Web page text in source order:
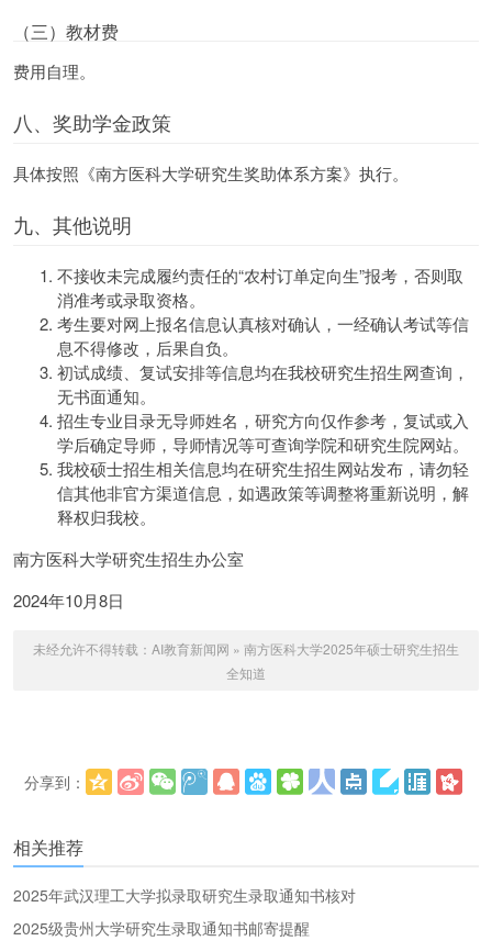
（三）教材费
费用自理。
八、奖助学金政策
具体按照《南方医科大学研究生奖助体系方案》执行。
九、其他说明
不接收未完成履约责任的“农村订单定向生”报考，否则取
消准考或录取资格。
考生要对网上报名信息认真核对确认，一经确认考试等信
息不得修改，后果自负。
初试成绩、复试安排等信息均在我校研究生招生网查询，
无书面通知。
招生专业目录无导师姓名，研究方向仅作参考，复试或入
学后确定导师，导师情况等可查询学院和研究生院网站。
我校硕士招生相关信息均在研究生招生网站发布，请勿轻
信其他非官方渠道信息，如遇政策等调整将重新说明，解
释权归我校。
南方医科大学研究生招生办公室
2024年10月8日
未经允许不得转载： AI教育新闻网 » 南方医科大学2025年硕士研究生招生
全知道
分享到：
相关推荐
2025年武汉理工大学拟录取研究生录取通知书核对
2025级贵州大学研究生录取通知书邮寄提醒